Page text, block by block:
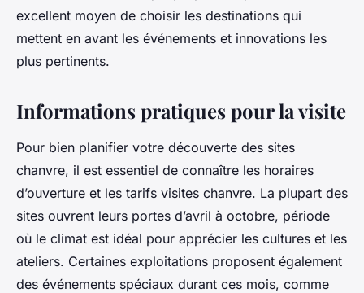
excellent moyen de choisir les destinations qui
mettent en avant les événements et innovations les
plus pertinents.
Informations pratiques pour la visite
Pour bien planifier votre découverte des sites
chanvre, il est essentiel de connaître les horaires
d’ouverture et les tarifs visites chanvre. La plupart des
sites ouvrent leurs portes d’avril à octobre, période
où le climat est idéal pour apprécier les cultures et les
ateliers. Certaines exploitations proposent également
des événements spéciaux durant ces mois, comme